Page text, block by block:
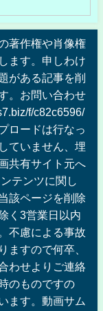
著作権や肖像権
ます。申しわけ
がある記事を削
。お問い合わせ
f/c82c6596/
ロードは行なっ
ていません、埋
共有サイト元へ
テンツに関し
該ページを削除
く3営業日以内
不慮による事故
ますので何卒、
わせよりご連絡
のものですの
ます。動画サム